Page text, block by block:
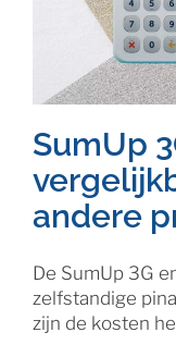
SumUp
andere
De SumUp 3G
zelfstandige
zijn de kosten